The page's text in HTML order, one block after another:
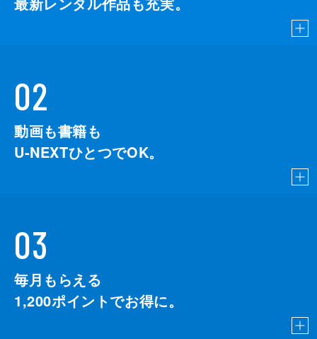
02
動画も書籍も
U-NEXTひとつでOK。
03
毎月もらえる
1,200ポイントでお得に。